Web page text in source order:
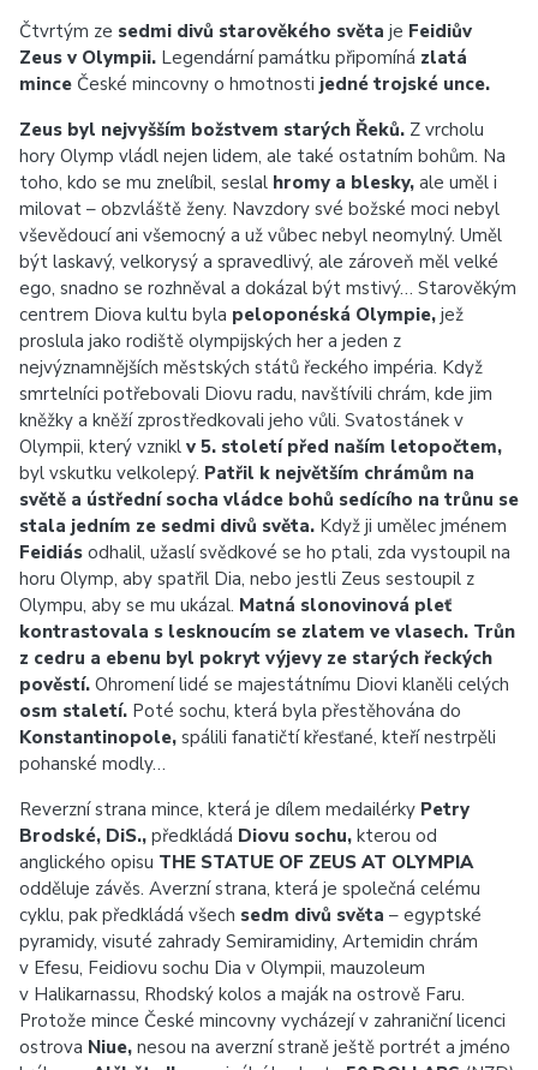
Čtvrtým ze sedmi divů starověkého světa je Feidiův
Zeus v Olympii. Legendární památku připomíná zlatá
mince České mincovny o hmotnosti jedné trojské unce.
Zeus byl nejvyšším božstvem starých Řeků. Z vrcholu
hory Olymp vládl nejen lidem, ale také ostatním bohům. Na
toho, kdo se mu znelíbil, seslal hromy a blesky, ale uměl i
milovat – obzvláště ženy. Navzdory své božské moci nebyl
vševědoucí ani všemocný a už vůbec nebyl neomylný. Uměl
být laskavý, velkorysý a spravedlivý, ale zároveň měl velké
ego, snadno se rozhněval a dokázal být mstivý… Starověkým
centrem Diova kultu byla peloponéská Olympie, jež
proslula jako rodiště olympijských her a jeden z
nejvýznamnějších městských států řeckého impéria. Když
smrtelníci potřebovali Diovu radu, navštívili chrám, kde jim
kněžky a kněží zprostředkovali jeho vůli. Svatostánek v
Olympii, který vznikl v 5. století před naším letopočtem,
byl vskutku velkolepý. Patřil k největším chrámům na
světě a ústřední socha vládce bohů sedícího na trůnu se
stala jedním ze sedmi divů světa. Když ji umělec jménem
Feidiás odhalil, užaslí svědkové se ho ptali, zda vystoupil na
horu Olymp, aby spatřil Dia, nebo jestli Zeus sestoupil z
Olympu, aby se mu ukázal. Matná slonovinová pleť
kontrastovala s lesknoucím se zlatem ve vlasech. Trůn
z cedru a ebenu byl pokryt výjevy ze starých řeckých
pověstí. Ohromení lidé se majestátnímu Diovi klaněli celých
osm staletí. Poté sochu, která byla přestěhována do
Konstantinopole, spálili fanatičtí křesťané, kteří nestrpěli
pohanské modly…
Reverzní strana mince, která je dílem medailérky Petry
Brodské, DiS., předkládá Diovu sochu, kterou od
anglického opisu THE STATUE OF ZEUS AT OLYMPIA
odděluje závěs. Averzní strana, která je společná celému
cyklu, pak předkládá všech sedm divů světa – egyptské
pyramidy, visuté zahrady Semiramidiny, Artemidin chrám
v Efesu, Feidiovu sochu Dia v Olympii, mauzoleum
v Halikarnassu, Rhodský kolos a maják na ostrově Faru.
Protože mince České mincovny vycházejí v zahraniční licenci
ostrova Niue, nesou na averzní straně ještě portrét a jméno